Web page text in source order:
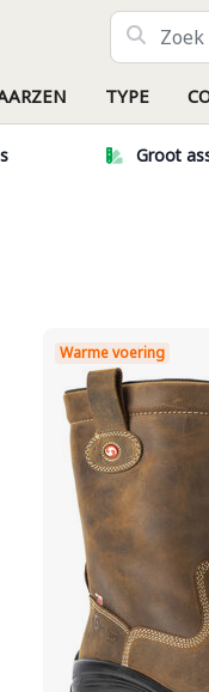
TYPE
Groot
Warme voering